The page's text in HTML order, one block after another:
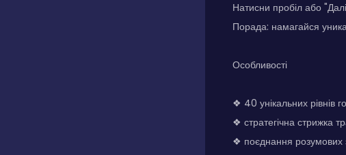
Натисни пробіл або
Порада: намагайся
Особливості
❖ 40 унікальних рівнів
❖ стратегічна стрижка
❖ поєднання розумових